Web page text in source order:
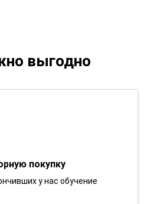
выгодно
покупку
у нас обучение